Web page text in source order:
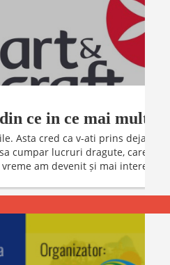
ce in ce mai mult
Asta cred ca v-ati prins deja din
cumpar lucruri dragute, care sa
am devenit și mai interesata